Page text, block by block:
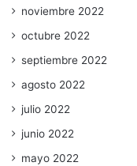
noviembre 2022
octubre 2022
septiembre 2022
agosto 2022
julio 2022
junio 2022
mayo 2022